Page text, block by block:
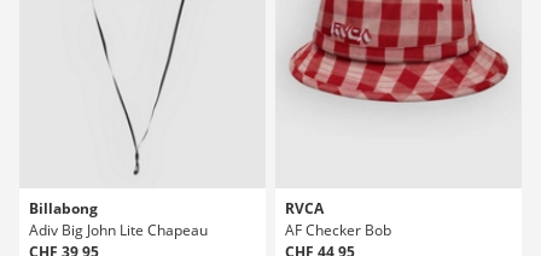
Billabong
Adiv Big John Lite Chapeau
CHF 39,95
RVCA
AF Checker Bob
CHF 44,95